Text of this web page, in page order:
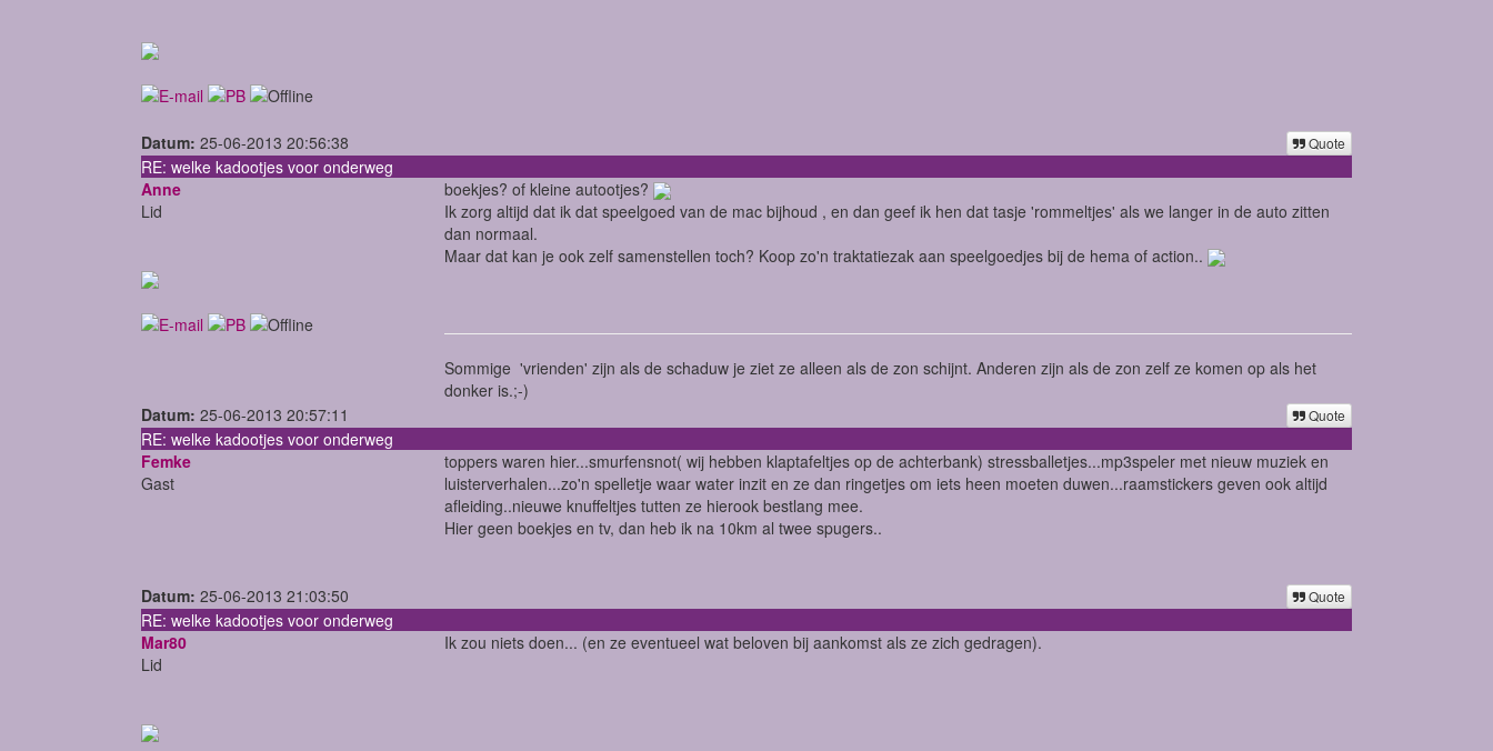
Datum: 25-06-2013 20:56:38 Quote
RE: welke kadootjes voor onderweg
Anne
Lid
boekjes? of kleine autootjes?
Ik zorg altijd dat ik dat speelgoed van de mac bijhoud , en dan geef ik hen dat tasje 'rommeltjes' als we langer in de auto zitten
dan normaal.
Maar dat kan je ook zelf samenstellen toch? Koop zo'n traktatiezak aan speelgoedjes bij de hema of action..
Sommige 'vrienden' zijn als de schaduw je ziet ze alleen als de zon schijnt. Anderen zijn als de zon zelf ze komen op als het
donker is.;-)
Datum: 25-06-2013 20:57:11 Quote
RE: welke kadootjes voor onderweg
Femke
Gast
toppers waren hier...smurfensnot( wij hebben klaptafeltjes op de achterbank) stressballetjes...mp3speler met nieuw muziek en
luisterverhalen...zo'n spelletje waar water inzit en ze dan ringetjes om iets heen moeten duwen...raamstickers geven ook altijd
afleiding..nieuwe knuffeltjes tutten ze hierook bestlang mee.
Hier geen boekjes en tv, dan heb ik na 10km al twee spugers..
Datum: 25-06-2013 21:03:50 Quote
RE: welke kadootjes voor onderweg
Mar80
Lid
Ik zou niets doen... (en ze eventueel wat beloven bij aankomst als ze zich gedragen).